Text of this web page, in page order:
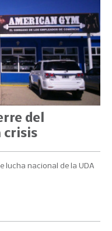
del
crisis
lucha nacional de la UDA